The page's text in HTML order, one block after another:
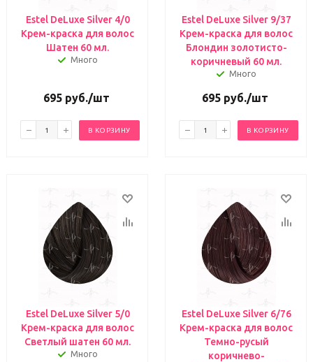
Estel DeLuxe Silver 4/0
Крем-краска для волос
Шатен 60 мл.
Много
695руб./шт
В КОРЗИНУ
Estel DeLuxe Silver 9/37
Крем-краска для волос
Блондин золотисто-
коричневый 60 мл.
Много
695руб./шт
В КОРЗИНУ
Estel DeLuxe Silver 5/0
Крем-краска для волос
Светлый шатен 60 мл.
Много
Estel DeLuxe Silver 6/76
Крем-краска для волос
Темно-русый
коричнево-